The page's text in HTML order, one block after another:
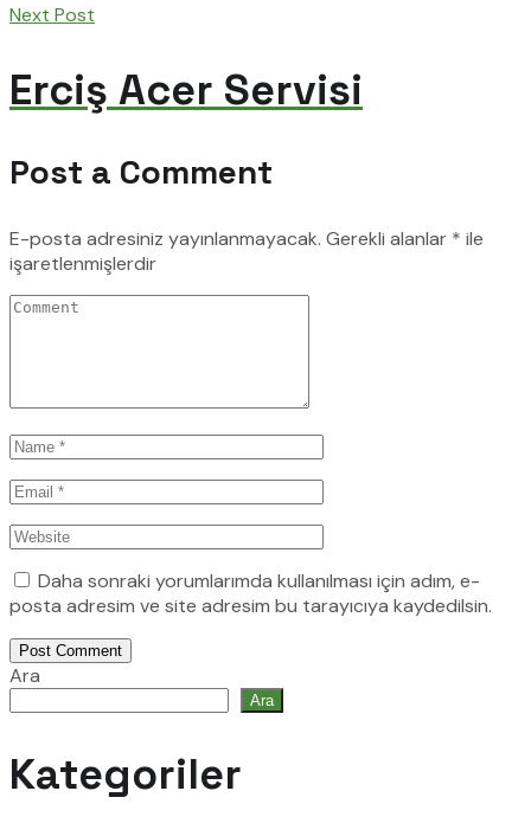
Next Post
Erciş Acer Servisi
Post a Comment
E-posta adresiniz yayınlanmayacak. Gerekli alanlar * ile
işaretlenmişlerdir
Daha sonraki yorumlarımda kullanılması için adım, e-
posta adresim ve site adresim bu tarayıcıya kaydedilsin.
Post Comment
Ara
Ara
Kategoriler